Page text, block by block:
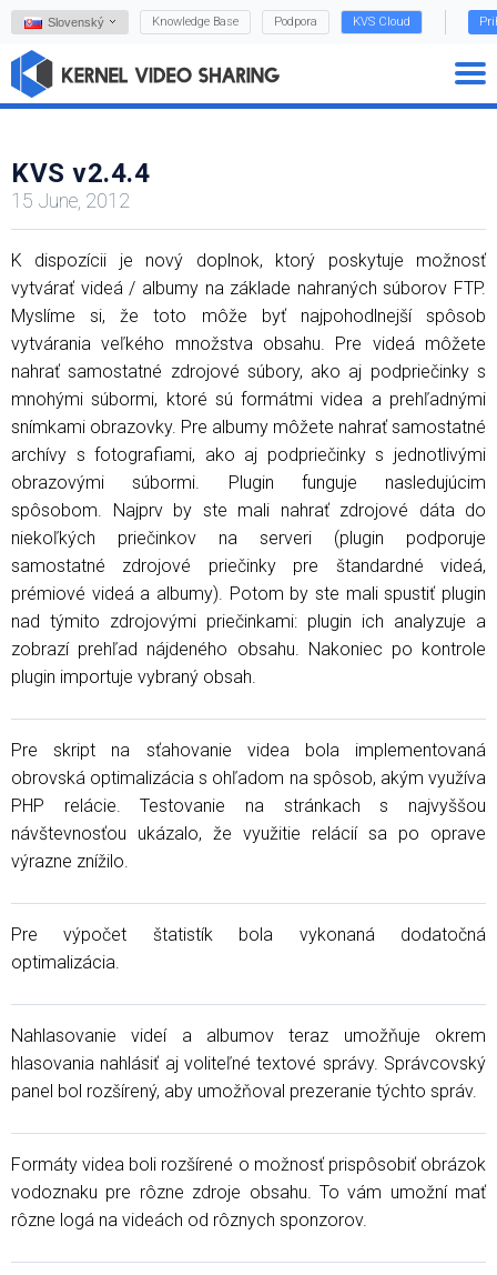
Slovenský Knowledge Base Podpora KVS Cloud
KVS v2.4.4
15 June, 2012
K dispozícii je nový doplnok, ktorý poskytuje možnosť
vytvárať videá / albumy na základe nahraných súborov FTP.
Myslíme si, že toto môže byť najpohodlnejší spôsob
vytvárania veľkého množstva obsahu. Pre videá môžete
nahrať samostatné zdrojové súbory, ako aj podpriečinky s
mnohými súbormi, ktoré sú formátmi videa a prehľadnými
snímkami obrazovky. Pre albumy môžete nahrať samostatné
archívy s fotografiami, ako aj podpriečinky s jednotlivými
obrazovými súbormi. Plugin funguje nasledujúcim
spôsobom. Najprv by ste mali nahrať zdrojové dáta do
niekoľkých priečinkov na serveri (plugin podporuje
samostatné zdrojové priečinky pre štandardné videá,
prémiové videá a albumy). Potom by ste mali spustiť plugin
nad týmito zdrojovými priečinkami: plugin ich analyzuje a
zobrazí prehľad nájdeného obsahu. Nakoniec po kontrole
plugin importuje vybraný obsah.
Pre skript na sťahovanie videa bola implementovaná
obrovská optimalizácia s ohľadom na spôsob, akým využíva
PHP relácie. Testovanie na stránkach s najvyššou
návštevnosťou ukázalo, že využitie relácií sa po oprave
výrazne znížilo.
Pre výpočet štatistík bola vykonaná dodatočná
optimalizácia.
Nahlasovanie videí a albumov teraz umožňuje okrem
hlasovania nahlásiť aj voliteľné textové správy. Správcovský
panel bol rozšírený, aby umožňoval prezeranie týchto správ.
Formáty videa boli rozšírené o možnosť prispôsobiť obrázok
vodoznaku pre rôzne zdroje obsahu. To vám umožní mať
rôzne logá na videách od rôznych sponzorov.